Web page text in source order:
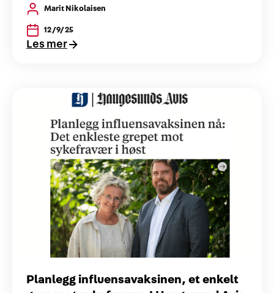
Marit Nikolaisen
12/9/25
Les mer
Planlegg influensavaksinen, et enkelt